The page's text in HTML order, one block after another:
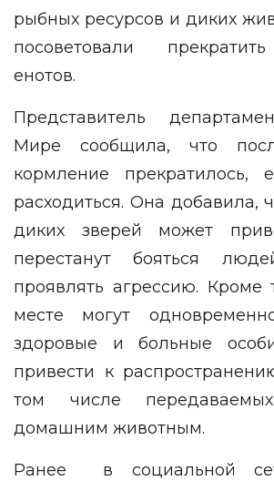
рыбных ресурсов и диких
посоветовали
енотов.
Представитель
Мире сообщила, что
кормление прекратилось,
расходиться. Она добавила,
диких зверей может
перестанут бояться
проявлять агрессию. Кроме
месте могут
здоровые и больные
привести к
том числе
домашним животным.
Ранее в социальной